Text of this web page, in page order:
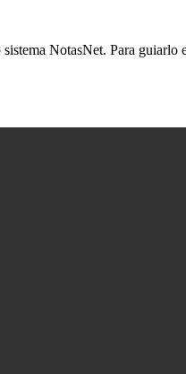
NotasNet. Para